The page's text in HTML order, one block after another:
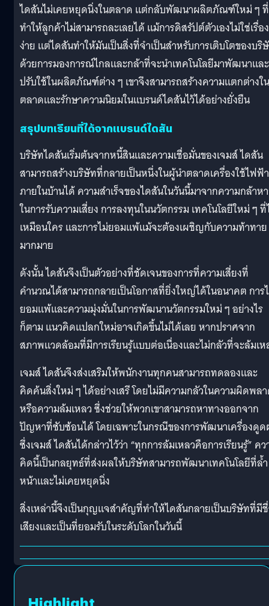
ไดสันไม่เคยหยุดนิ่งในตลาด แต่กลับพัฒนาผลิตภัณฑ์ใหม่ ๆ ที่
ทำให้ลูกค้าไม่สามารถละเลยได้ แม้การดิสรัปต์ตัวเองไม่ใช่เรื่อง
ง่าย แต่ไดสันทำให้มันเป็นสิ่งที่จำเป็นสำหรับการเติบโตของบริ
ด้วยการมองการณ์ไกลและกล้าที่จะนำเทคโนโลยีมาพัฒนาและ
ปรับใช้ในผลิตภัณฑ์ต่าง ๆ เขาจึงสามารถสร้างความแตกต่างใน
ตลาดและรักษาความนิยมในแบรนด์ไดสันไว้ได้อย่างยั่งยืน
สรุปบทเรียนที่ได้จากแบรนด์ไดสัน
บริษัทไดสันเริ่มต้นจากหนี้สินและความเชื่อมั่นของเจมส์ ไดสัน
สามารถสร้างบริษัทที่กลายเป็นหนึ่งในผู้นำตลาดเครื่องใช้ไฟฟ้า
ภายในบ้านได้ ความสำเร็จของไดสันในวันนี้มาจากความกล้า
ในการรับความเสี่ยง การลงทุนในนวัตกรรม เทคโนโลยีใหม่ ๆ
เหมือนใคร และการไม่ยอมแพ้แม้จะต้องเผชิญกับความท้าทาย
มากมาย
ดังนั้น ไดสันจึงเป็นตัวอย่างที่ชัดเจนของการที่ความเสี่ยงที่
คำนวณได้สามารถกลายเป็นโอกาสที่ยิ่งใหญ่ได้ในอนาคต การ
ยอมแพ้และความมุ่งมั่นในการพัฒนานวัตกรรมใหม่ ๆ อย่างไร
ก็ตาม แนวคิดแปลกใหม่อาจเกิดขึ้นไม่ได้เลย หากปราศจาก
สภาพแวดล้อมที่มีการเรียนรู้แบบต่อเนื่องและไม่กลัวที่จะล้มเห
เจมส์ ไดสันจึงส่งเสริมให้พนักงานทุกคนสามารถทดลองและ
คิดค้นสิ่งใหม่ ๆ ได้อย่างเสรี โดยไม่มีความกลัวในความผิดพล
หรือความล้มเหลว ซึ่งช่วยให้พวกเขาสามารถหาทางออกจาก
ปัญหาที่ซับซ้อนได้ โดยเฉพาะในกรณีของการพัฒนาเครื่องดู
ซึ่งเจมส์ ไดสันได้กล่าวไว้ว่า “ทุกการล้มเหลวคือการเรียนรู้” ค
คิดนี้เป็นกลยุทธ์ที่ส่งผลให้บริษัทสามารถพัฒนาเทคโนโลยีที่ล้ำ
หน้าและไม่เคยหยุดนิ่ง
สิ่งเหล่านี้จึงเป็นกุญแจสำคัญที่ทำให้ไดสันกลายเป็นบริษัทที่มี
เสียงและเป็นที่ยอมรับในระดับโลกในวันนี้